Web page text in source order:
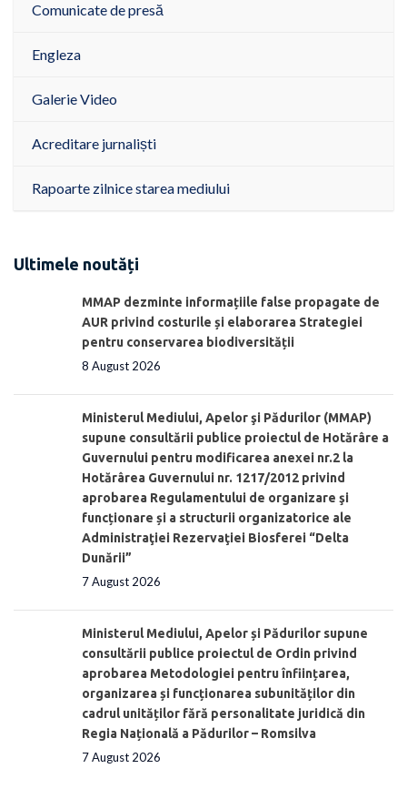
Comunicate de presă
Engleza
Galerie Video
Acreditare jurnaliști
Rapoarte zilnice starea mediului
Ultimele noutăți
MMAP dezminte informațiile false propagate de
AUR privind costurile și elaborarea Strategiei
pentru conservarea biodiversității
8 August 2026
Ministerul Mediului, Apelor şi Pădurilor (MMAP)
supune consultării publice proiectul de Hotărâre a
Guvernului pentru modificarea anexei nr.2 la
Hotărârea Guvernului nr. 1217/2012 privind
aprobarea Regulamentului de organizare şi
funcționare și a structurii organizatorice ale
Administraţiei Rezervaţiei Biosferei “Delta
Dunării”
7 August 2026
Ministerul Mediului, Apelor și Pădurilor supune
consultării publice proiectul de Ordin privind
aprobarea Metodologiei pentru înființarea,
organizarea și funcționarea subunităților din
cadrul unităților fără personalitate juridică din
Regia Națională a Pădurilor – Romsilva
7 August 2026